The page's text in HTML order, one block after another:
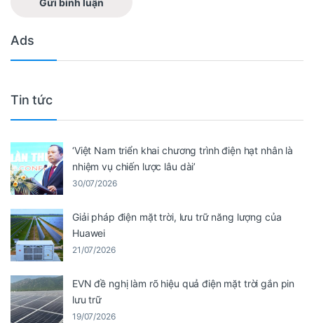
Ads
Tin tức
‘Việt Nam triển khai chương trình điện hạt nhân là
nhiệm vụ chiến lược lâu dài’
30/07/2026
Giải pháp điện mặt trời, lưu trữ năng lượng của
Huawei
21/07/2026
EVN đề nghị làm rõ hiệu quả điện mặt trời gắn pin
lưu trữ
19/07/2026